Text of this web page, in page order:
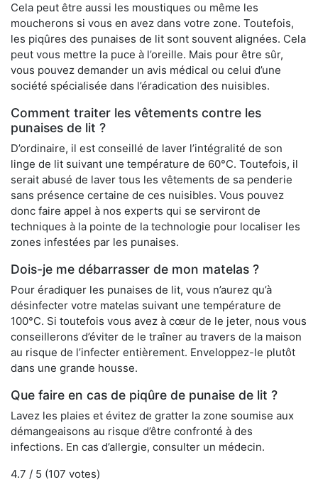
Cela peut être aussi les moustiques ou même les
moucherons si vous en avez dans votre zone. Toutefois,
les piqûres des punaises de lit sont souvent alignées. Cela
peut vous mettre la puce à l’oreille. Mais pour être sûr,
vous pouvez demander un avis médical ou celui d’une
société spécialisée dans l’éradication des nuisibles.
Comment traiter les vêtements contre les
punaises de lit ?
D’ordinaire, il est conseillé de laver l’intégralité de son
linge de lit suivant une température de 60°C. Toutefois, il
serait abusé de laver tous les vêtements de sa penderie
sans présence certaine de ces nuisibles. Vous pouvez
donc faire appel à nos experts qui se serviront de
techniques à la pointe de la technologie pour localiser les
zones infestées par les punaises.
Dois-je me débarrasser de mon matelas ?
Pour éradiquer les punaises de lit, vous n’aurez qu’à
désinfecter votre matelas suivant une température de
100°C. Si toutefois vous avez à cœur de le jeter, nous vous
conseillerons d’éviter de le traîner au travers de la maison
au risque de l’infecter entièrement. Enveloppez-le plutôt
dans une grande housse.
Que faire en cas de piqûre de punaise de lit ?
Lavez les plaies et évitez de gratter la zone soumise aux
démangeaisons au risque d’être confronté à des
infections. En cas d’allergie, consulter un médecin.
4.7 / 5 (107 votes)